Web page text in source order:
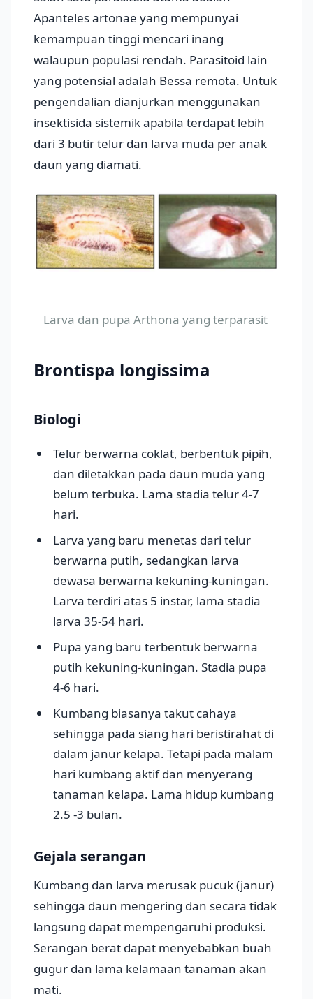
Apanteles artonae yang mempunyai
kemampuan tinggi mencari inang
walaupun populasi rendah. Parasitoid lain
yang potensial adalah Bessa remota. Untuk
pengendalian dianjurkan menggunakan
insektisida sistemik apabila terdapat lebih
dari 3 butir telur dan larva muda per anak
daun yang diamati.
Larva dan pupa Arthona yang terparasit
Brontispa longissima
Biologi
Telur berwarna coklat, berbentuk pipih,
dan diletakkan pada daun muda yang
belum terbuka. Lama stadia telur 4-7
hari.
Larva yang baru menetas dari telur
berwarna putih, sedangkan larva
dewasa berwarna kekuning-kuningan.
Larva terdiri atas 5 instar, lama stadia
larva 35-54 hari.
Pupa yang baru terbentuk berwarna
putih kekuning-kuningan. Stadia pupa
4-6 hari.
Kumbang biasanya takut cahaya
sehingga pada siang hari beristirahat di
dalam janur kelapa. Tetapi pada malam
hari kumbang aktif dan menyerang
tanaman kelapa. Lama hidup kumbang
2.5 -3 bulan.
Gejala serangan
Kumbang dan larva merusak pucuk (janur)
sehingga daun mengering dan secara tidak
langsung dapat mempengaruhi produksi.
Serangan berat dapat menyebabkan buah
gugur dan lama kelamaan tanaman akan
mati.